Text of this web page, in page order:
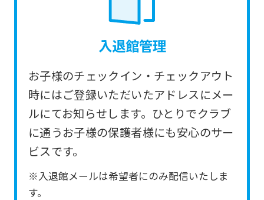
入退館管理
お子様のチェックイン・チェックアウト
時にはご登録いただいたアドレスにメー
ルにてお知らせします。ひとりでクラブ
に通うお子様の保護者様にも安心のサー
ビスです。
※入退館メールは希望者にのみ配信いたしま
す。
translation.
The
may
differ
from
the
content.